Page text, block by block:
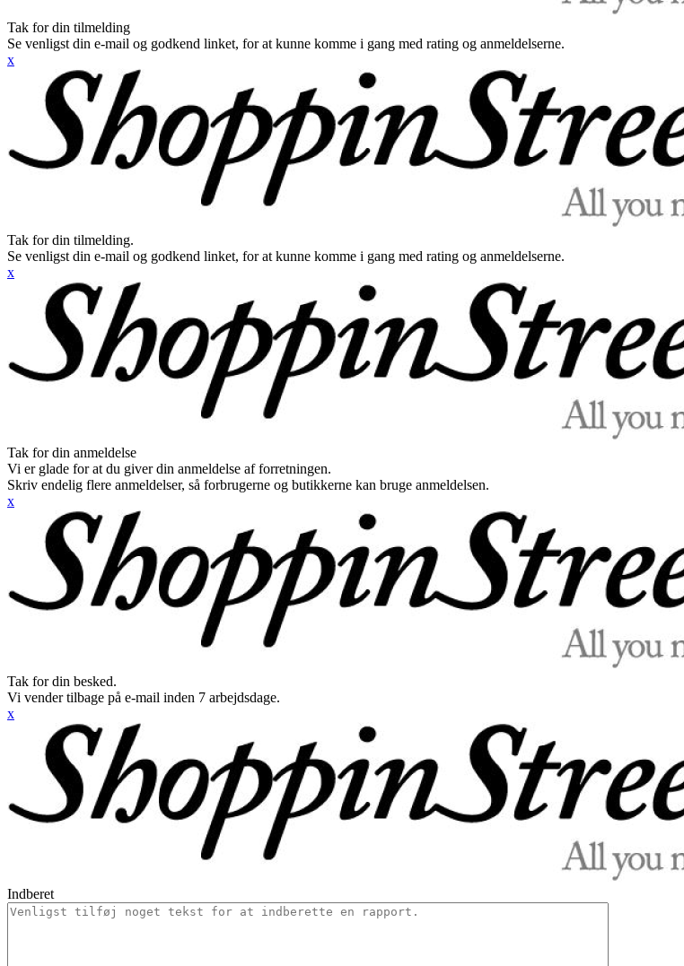
Tak for din tilmelding
Se venligst din e-mail og godkend linket, for at kunne komme i gang med rating og anmeldelserne.
x
Tak for din tilmelding.
Se venligst din e-mail og godkend linket, for at kunne komme i gang med rating og anmeldelserne.
x
Tak for din anmeldelse
Vi er glade for at du giver din anmeldelse af forretningen.
Skriv endelig flere anmeldelser, så forbrugerne og butikkerne kan bruge anmeldelsen.
x
Tak for din besked.
Vi vender tilbage på e-mail inden 7 arbejdsdage.
x
Indberet